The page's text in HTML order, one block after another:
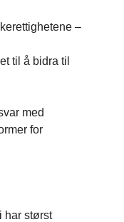
–
til å bidra til
med
for
har størst